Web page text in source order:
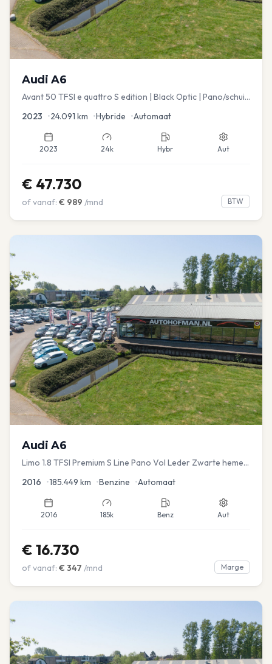
Audi A6
Avant 50 TFSI e quattro S edition | Black Optic | Pano/schuif
2023 •24.091 km •Hybride •Automaat
2023 24k Hybr Aut
€ 47.730
of vanaf: € 989 /mnd BTW
Audi A6
Limo 1.8 TFSI Premium S Line Pano Vol Leder Zwarte hemel
2016 •185.449 km •Benzine •Automaat
2016 185k Benz Aut
€ 16.730
of vanaf: € 347 /mnd Marge